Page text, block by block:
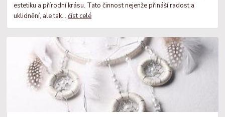
estetiku a přírodní krásu. Tato činnost nejenže přináší radost a
uklidnění, ale tak...číst celé